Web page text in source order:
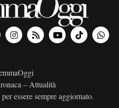
– Attualità
essere sempre aggiornato.